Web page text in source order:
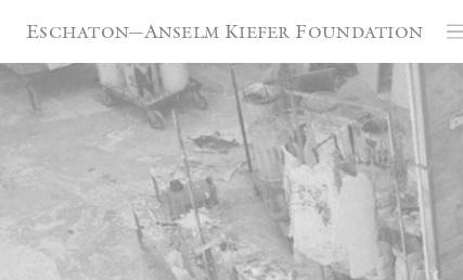
Eschaton—Anselm Kiefer Foundation